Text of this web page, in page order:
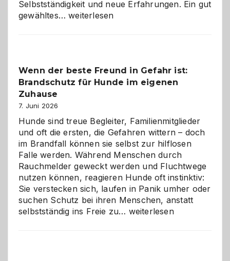
Selbstständigkeit und neue Erfahrungen. Ein gut
gewähltes…Abschied
und
herzlich
weiterlesen
Wenn der beste Freund in Gefahr ist:
Brandschutz für Hunde im eigenen
Zuhause
7. Juni 2026
Hunde sind treue Begleiter, Familienmitglieder
und oft die ersten, die Gefahren wittern – doch
im Brandfall können sie selbst zur hilflosen
Falle werden. Während Menschen durch
Rauchmelder geweckt werden und Fluchtwege
nutzen können, reagieren Hunde oft instinktiv:
Sie verstecken sich, laufen in Panik umher oder
suchen Schutz bei ihren Menschen, anstatt
selbstständig ins Freie zu… Wenn
weiterlesen